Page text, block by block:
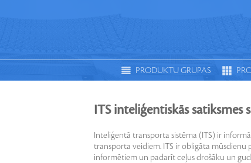
PRODUKTU GRUPAS
ITS inteliģentiskās satiksmes
Inteliģentā transporta sistēma (ITS) ir
transporta veidiem. ITS ir obligāta
informētiem un padarīt ceļus drošāku un